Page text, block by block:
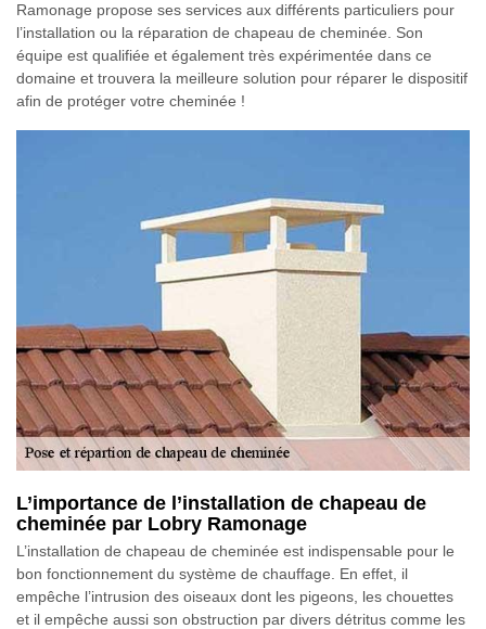
Ramonage propose ses services aux différents particuliers pour
l’installation ou la réparation de chapeau de cheminée. Son
équipe est qualifiée et également très expérimentée dans ce
domaine et trouvera la meilleure solution pour réparer le dispositif
afin de protéger votre cheminée !
L’importance de l’installation de chapeau de
cheminée par Lobry Ramonage
L’installation de chapeau de cheminée est indispensable pour le
bon fonctionnement du système de chauffage. En effet, il
empêche l’intrusion des oiseaux dont les pigeons, les chouettes
et il empêche aussi son obstruction par divers détritus comme les